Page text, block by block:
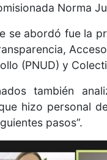
Norma
se abordó fue la
(PNUD) y
también
hizo personal
pasos”.